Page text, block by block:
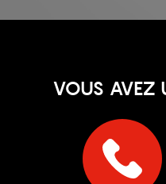
VOUS AVEZ